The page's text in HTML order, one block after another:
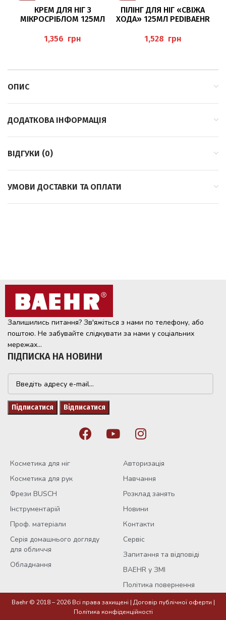
КРЕМ ДЛЯ НІГ З
МІКРОСРІБЛОМ 125МЛ
грн
ПІЛІНГ ДЛЯ НІГ «СВІЖА
ХОДА» 125МЛ PEDIBAEHR
грн
ОПИС
ДОДАТКОВА ІНФОРМАЦІЯ
ВІДГУКИ (0)
УМОВИ ДОСТАВКИ ТА ОПЛАТИ
Залишились питання? Зв'яжіться з нами по телефону, або
поштою. Не забувайте слідкувати за нами у соціальних
мережах...
ПІДПИСКА НА НОВИНИ
Косметика для ніг
Косметика для рук
Фрези BUSCH
Інструментарій
Проф. матеріали
Серія домашнього догляду
для обличчя
Обладнання
Авторизація
Навчання
Розклад занять
Новини
Контакти
Сервіс
Запитання та відповіді
BAEHR у ЗМІ
Політика повернення
Baehr © 2018 – 2026 Всі права захищені | Договір публічної оферти |
Політика конфіденційності